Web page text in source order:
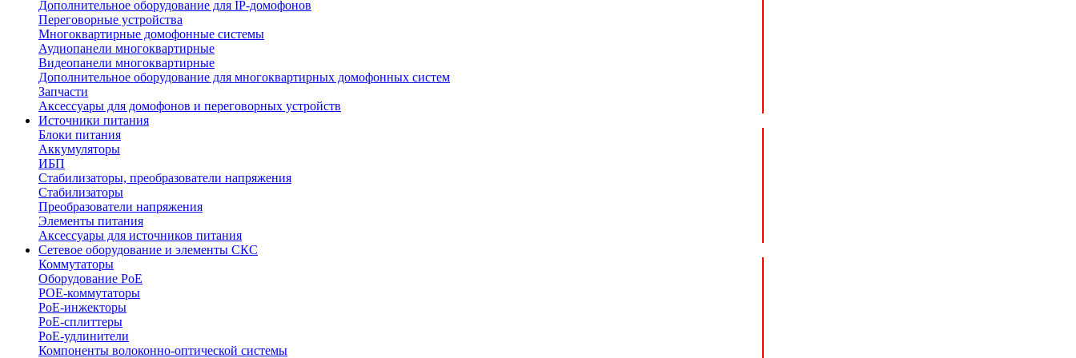
Дополнительное оборудование для IP-домофонов
Переговорные устройства
Многоквартирные домофонные системы
Аудиопанели многоквартирные
Видеопанели многоквартирные
Дополнительное оборудование для многоквартирных домофонных систем
Запчасти
Аксессуары для домофонов и переговорных устройств
Источники питания
Блоки питания
Аккумуляторы
ИБП
Стабилизаторы, преобразователи напряжения
Стабилизаторы
Преобразователи напряжения
Элементы питания
Аксессуары для источников питания
Сетевое оборудование и элементы СКС
Коммутаторы
Оборудование PoE
POE-коммутаторы
PoE-инжекторы
PoE-сплиттеры
PoE-удлинители
Компоненты волоконно-оптической системы